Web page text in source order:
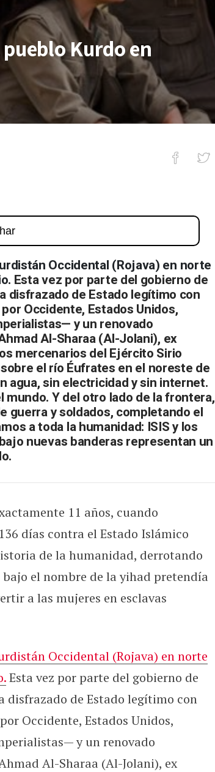
Kurdo en
Kurdo en resistencia
Occidental (Rojava) en norte
Esta vez por parte del gobierno de
disfrazado de Estado legítimo con
Occidente, Estados Unidos,
y un renovado
Al-Sharaa (Al-Jolani), ex
mercenarios del Ejército Sirio
el río Éufrates en el noreste de
agua, sin electricidad y sin internet.
Y del otro lado de la frontera,
guerra y soldados, completando el
a toda la humanidad: ISIS y los
nuevas banderas representan un
11 años, cuando
días contra el Estado Islámico
de la humanidad, derrotando
el nombre de la yihad pretendía
a las mujeres en esclavas
Occidental (Rojava) en norte
Esta vez por parte del gobierno de
disfrazado de Estado legítimo con
Occidente, Estados Unidos,
y un renovado
Al-Sharaa (Al-Jolani), ex